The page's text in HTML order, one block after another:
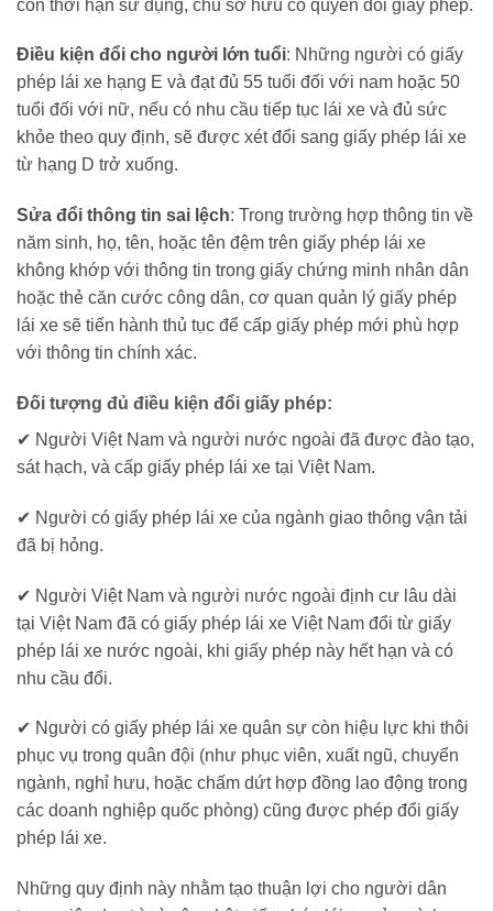
còn thời hạn sử dụng, chủ sở hữu có quyền đổi giấy phép.
Điều kiện đổi cho người lớn tuổi: Những người có giấy
phép lái xe hạng E và đạt đủ 55 tuổi đối với nam hoặc 50
tuổi đối với nữ, nếu có nhu cầu tiếp tục lái xe và đủ sức
khỏe theo quy định, sẽ được xét đổi sang giấy phép lái xe
từ hạng D trở xuống.
Sửa đổi thông tin sai lệch: Trong trường hợp thông tin về
năm sinh, họ, tên, hoặc tên đệm trên giấy phép lái xe
không khớp với thông tin trong giấy chứng minh nhân dân
hoặc thẻ căn cước công dân, cơ quan quản lý giấy phép
lái xe sẽ tiến hành thủ tục để cấp giấy phép mới phù hợp
với thông tin chính xác.
Đối tượng đủ điều kiện đổi giấy phép:
✔ Người Việt Nam và người nước ngoài đã được đào tạo,
sát hạch, và cấp giấy phép lái xe tại Việt Nam.
✔ Người có giấy phép lái xe của ngành giao thông vận tải
đã bị hỏng.
✔ Người Việt Nam và người nước ngoài định cư lâu dài
tại Việt Nam đã có giấy phép lái xe Việt Nam đổi từ giấy
phép lái xe nước ngoài, khi giấy phép này hết hạn và có
nhu cầu đổi.
✔ Người có giấy phép lái xe quân sự còn hiệu lực khi thôi
phục vụ trong quân đội (như phục viên, xuất ngũ, chuyển
ngành, nghỉ hưu, hoặc chấm dứt hợp đồng lao động trong
các doanh nghiệp quốc phòng) cũng được phép đổi giấy
phép lái xe.
Những quy định này nhằm tạo thuận lợi cho người dân